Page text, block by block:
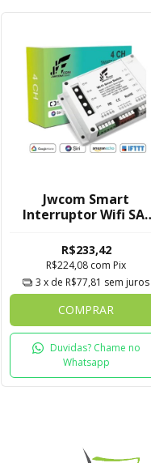
Jwcom Smart
Interruptor Wifi SA-
Siri
R$233,42
R$224,08 com Pix
3 x de R$77,81 sem juros
COMPRAR
Duvidas? Chame no
Whatsapp